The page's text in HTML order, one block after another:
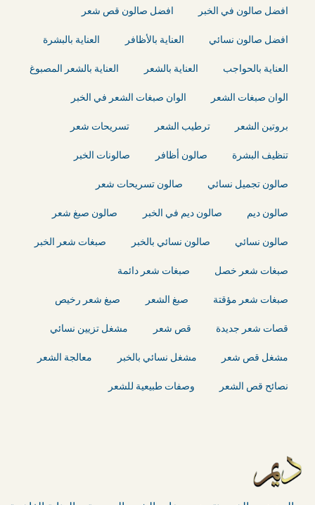
افضل صالون في الخبر
افضل صالون قص شعر
افضل صالون نسائي
العناية بالأظافر
العناية بالبشرة
العناية بالحواجب
العناية بالشعر
العناية بالشعر المصبوغ
الوان صبغات الشعر
الوان صبغات الشعر في الخبر
بروتين الشعر
ترطيب الشعر
تسريحات شعر
تنظيف البشرة
صالون أظافر
صالونات الخبر
صالون تجميل نسائي
صالون تسريحات شعر
صالون ديم
صالون ديم في الخبر
صالون صبغ شعر
صالون نسائي
صالون نسائي بالخبر
صبغات شعر الخبر
صبغات شعر خصل
صبغات شعر دائمة
صبغات شعر مؤقتة
صبغ الشعر
صبغ شعر رخيص
قصات شعر جديدة
قص شعر
مشغل تزيين نسائي
مشغل قص شعر
مشغل نسائي بالخبر
معالجة الشعر
نصائح قص الشعر
وصفات طبيعية للشعر